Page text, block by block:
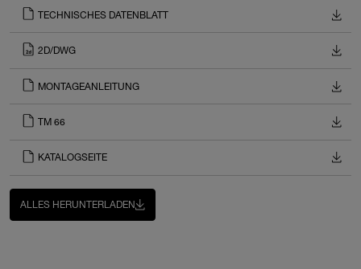
TECHNISCHES DATENBLATT
2D/DWG
MONTAGEANLEITUNG
TM 66
KATALOGSEITE
ALLES HERUNTERLADEN